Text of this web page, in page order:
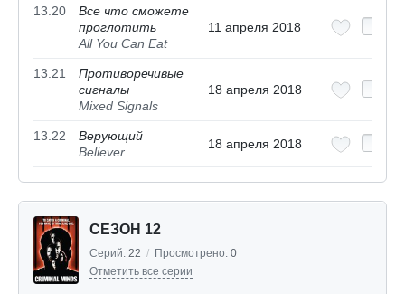
13.20
Все что сможете
проглотить
All You Can Eat
11 апреля 2018
13.21
Противоречивые
сигналы
Mixed Signals
18 апреля 2018
13.22
Верующий
Believer
18 апреля 2018
СЕЗОН 12
Серий: 22 / Просмотрено: 0
Отметить все серии